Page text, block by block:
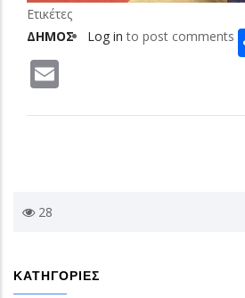
Ετικέτες
ΔΗΜΟΣ
Log in to post comments
28
ΚΑΤΗΓΟΡΙΕΣ